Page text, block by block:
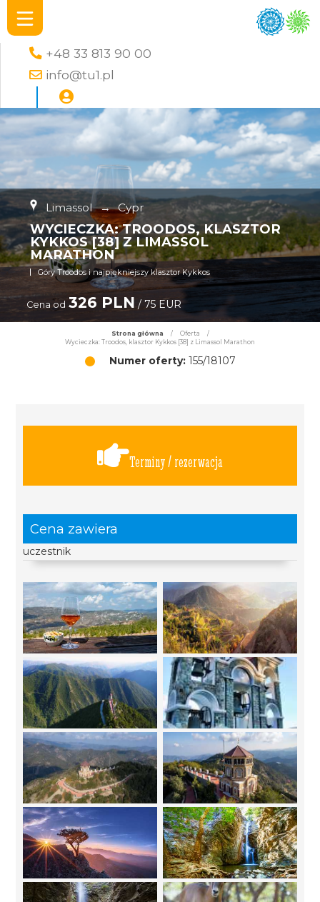
+48 33 813 90 00
info@tu1.pl
Limassol → Cypr
WYCIECZKA: TROODOS, KLASZTOR
KYKKOS [38] Z LIMASSOL
MARATHON
Góry Troodos i najpiękniejszy klasztor Kykkos
Cena od 326 PLN / 75 EUR
Strona główna / Oferta
/
Wycieczka: Troodos, klasztor Kykkos [38] z Limassol Marathon
Numer oferty:155/18107
Terminy / rezerwacja
Cena zawiera
uczestnik